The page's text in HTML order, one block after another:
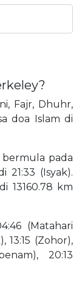
Fajr, Dhuhr,
doa Islam di
pada
21:33 (Isyak).
13160.78 km
(Matahari
13:15 (Zohor),
20:13